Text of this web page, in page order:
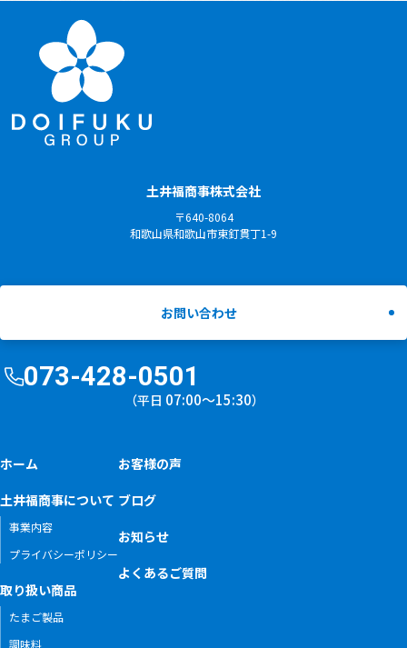
土井福商事株式会社
〒640-8064
和歌山県和歌山市東釘貫丁1-9
お問い合わせ
073-428-0501
（平日 07:00〜15:30）
ホーム
土井福商事について
事業内容
プライバシーポリシー
取り扱い商品
たまご製品
調味料
お客様の声
ブログ
お知らせ
よくあるご質問